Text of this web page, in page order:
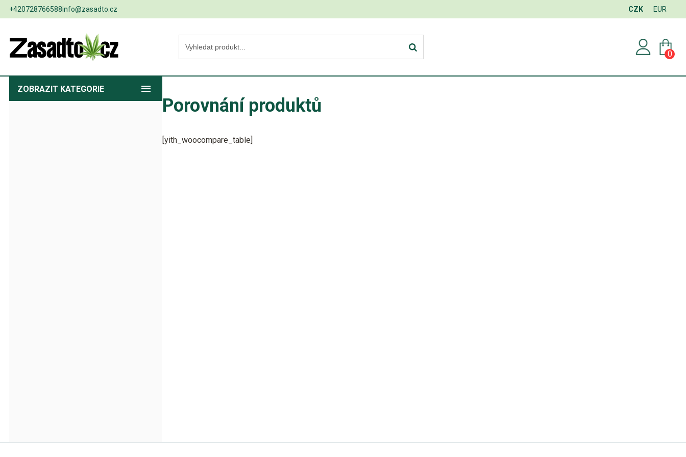
+420728766588info@zasadto.cz CZK EUR
0
ZOBRAZIT KATEGORIE
Porovnání produktů
[yith_woocompare_table]